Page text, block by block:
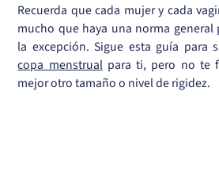
Recuerda que cada mujer y cada
mucho que haya una norma general
la excepción. Sigue esta guía para
copa menstrualpara ti, pero no te
mejor otro tamaño o nivel de rigidez.